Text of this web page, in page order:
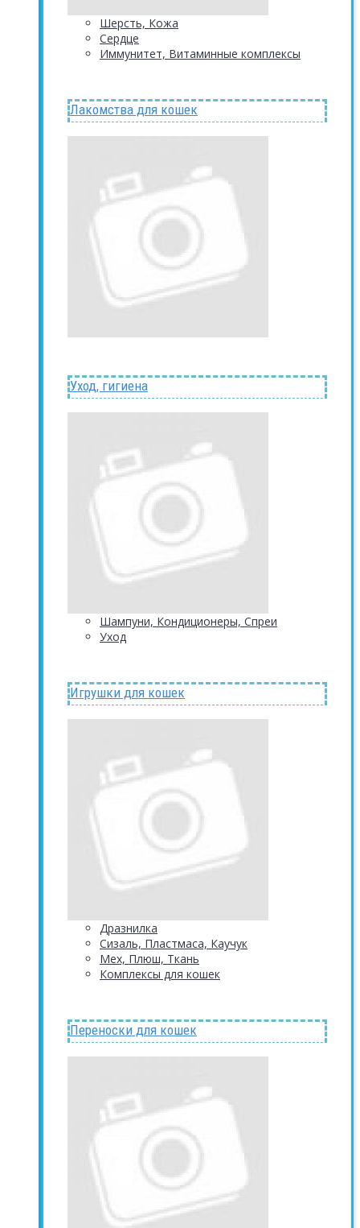
Шерсть, Кожа
Сердце
Иммунитет, Витаминные комплексы
Лакомства для кошек
Уход, гигиена
Шампуни, Кондиционеры, Спреи
Уход
Игрушки для кошек
Дразнилка
Сизаль, Пластмаса, Каучук
Мех, Плюш, Ткань
Комплексы для кошек
Переноски для кошек